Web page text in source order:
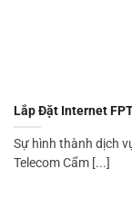
Lắp Đặt Internet
Sự hình thành dịch
Telecom Cẩm [...]